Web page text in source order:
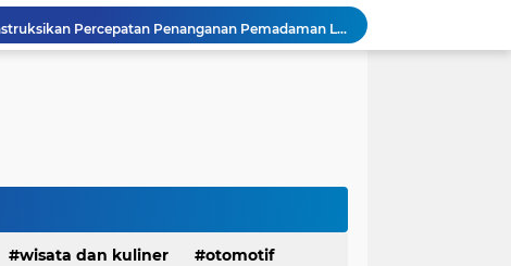
BAZNAS Jabar Salurkan Program Berbagi Daging dari Zakat Pengguna BRImo untuk Masyarakat Desa Ciririp Purwakarta
Pemkot Siapkan 100 Armada Pengangkut Sampah Bila TPPAS Legok Nangka Beroperasi
wisata dan kuliner otomotif